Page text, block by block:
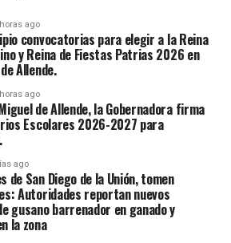
ago
convocatorias para elegir a la Reina
y Reina de Fiestas Patrias 2026 en
Allende.
ago
de Allende, la Gobernadora firma
Escolares 2026-2027 para
ago
de San Diego de la Unión, tomen
Autoridades reportan nuevos
gusano barrenador en ganado y
la zona